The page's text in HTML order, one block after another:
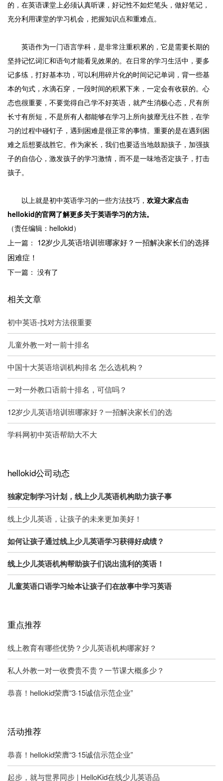
的，在英语课堂上必须认真听课，好记性不如烂笔头，做好笔记，
充分利用课堂的学习机会，把握知识点和重难点。
英语作为一门语言学科，是非常注重积累的，它是需要长期的
坚持记忆词汇和语句才能看见效果的。在日常的学习生活中，要多
记多练，打好基本功，可以利用碎片化的时间记记单词，背一些基
本的句式，水滴石穿，一段时间的积累下来，一定会有收获的。心
态也很重要，不要觉得自己学不好英语，就产生消极心态，尺有所
长寸有所短，不是所有人都能够在学习上所向披靡无往不胜，在学
习的过程中碰钉子，遇到困难是很正常的事情。重要的是在遇到困
难之后想要战胜它。作为家长，我们也要适当地鼓励孩子，加强孩
子的自信心，激发孩子的学习激情，而不是一味地否定孩子，打击
孩子。
以上就是初中英语学习的一些方法技巧， 欢迎大家点击
hellokid的官网了解更多关于英语学习的方法。
（责任编辑：hellokid）
上一篇： 12岁少儿英语培训班哪家好？一招解决家长们的选择
困难症！
下一篇： 没有了
相关文章
初中英语-找对方法很重要
儿童外教一对一前十排名
中国十大英语培训机构排名 怎么选机构？
一对一外教口语前十排名，可信吗？
12岁少儿英语培训班哪家好？一招解决家长们的选
学科网初中英语帮助大不大
hellokid公司动态
独家定制学习计划，线上少儿英语机构助力孩子事
线上少儿英语，让孩子的未来更加美好！
如何让孩子通过线上少儿英语学习获得好成绩？
线上少儿英语机构帮助孩子们说出流利的英语！
儿童英语口语学习绘本让孩子们在故事中学习英语
重点推荐
线上教育有哪些优势？少儿英语机构哪家好？
私人外教一对一收费贵不贵？一节课大概多少？
恭喜！hellokid荣膺“3·15诚信示范企业”
活动推荐
恭喜！hellokid荣膺“3·15诚信示范企业”
起步，就与世界同步 | HelloKid在线少儿英语品